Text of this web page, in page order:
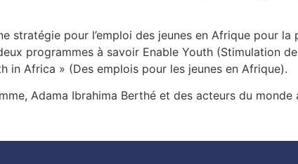
stratégie pour l’emploi des jeunes en Afrique pour
programmes à savoir Enable Youth (Stimulation
in Africa » (Des emplois pour les jeunes en Afrique).
Adama Ibrahima Berthé et des acteurs du monde